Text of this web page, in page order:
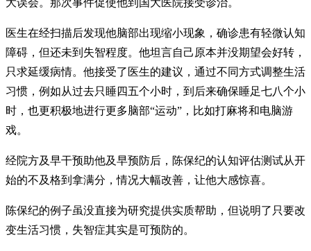
大误会。那次事件促使他到国大医院接受诊治。
医生在经扫描后发现他脑部出现缩小现象，确诊患有轻微认知
障碍，但还未到失智程度。他坦言自己原本并没期望会好转，
只求延缓病情。他接受了医生的建议，通过不同方式调整生活
习惯，例如从过去只睡四五个小时，到后来确保睡足七八个小
时，也更积极地进行更多脑部“运动”，比如打麻将和电脑游
戏。
经院方及早干预助他及早预防后，陈保纪的认知评估测试从开
始的不及格到拿满分，情况大幅改善，让他大感惊喜。
陈保纪的例子虽没直接为研究提供实质帮助，但说明了只要改
变生活习惯，失智症其实是可预防的。